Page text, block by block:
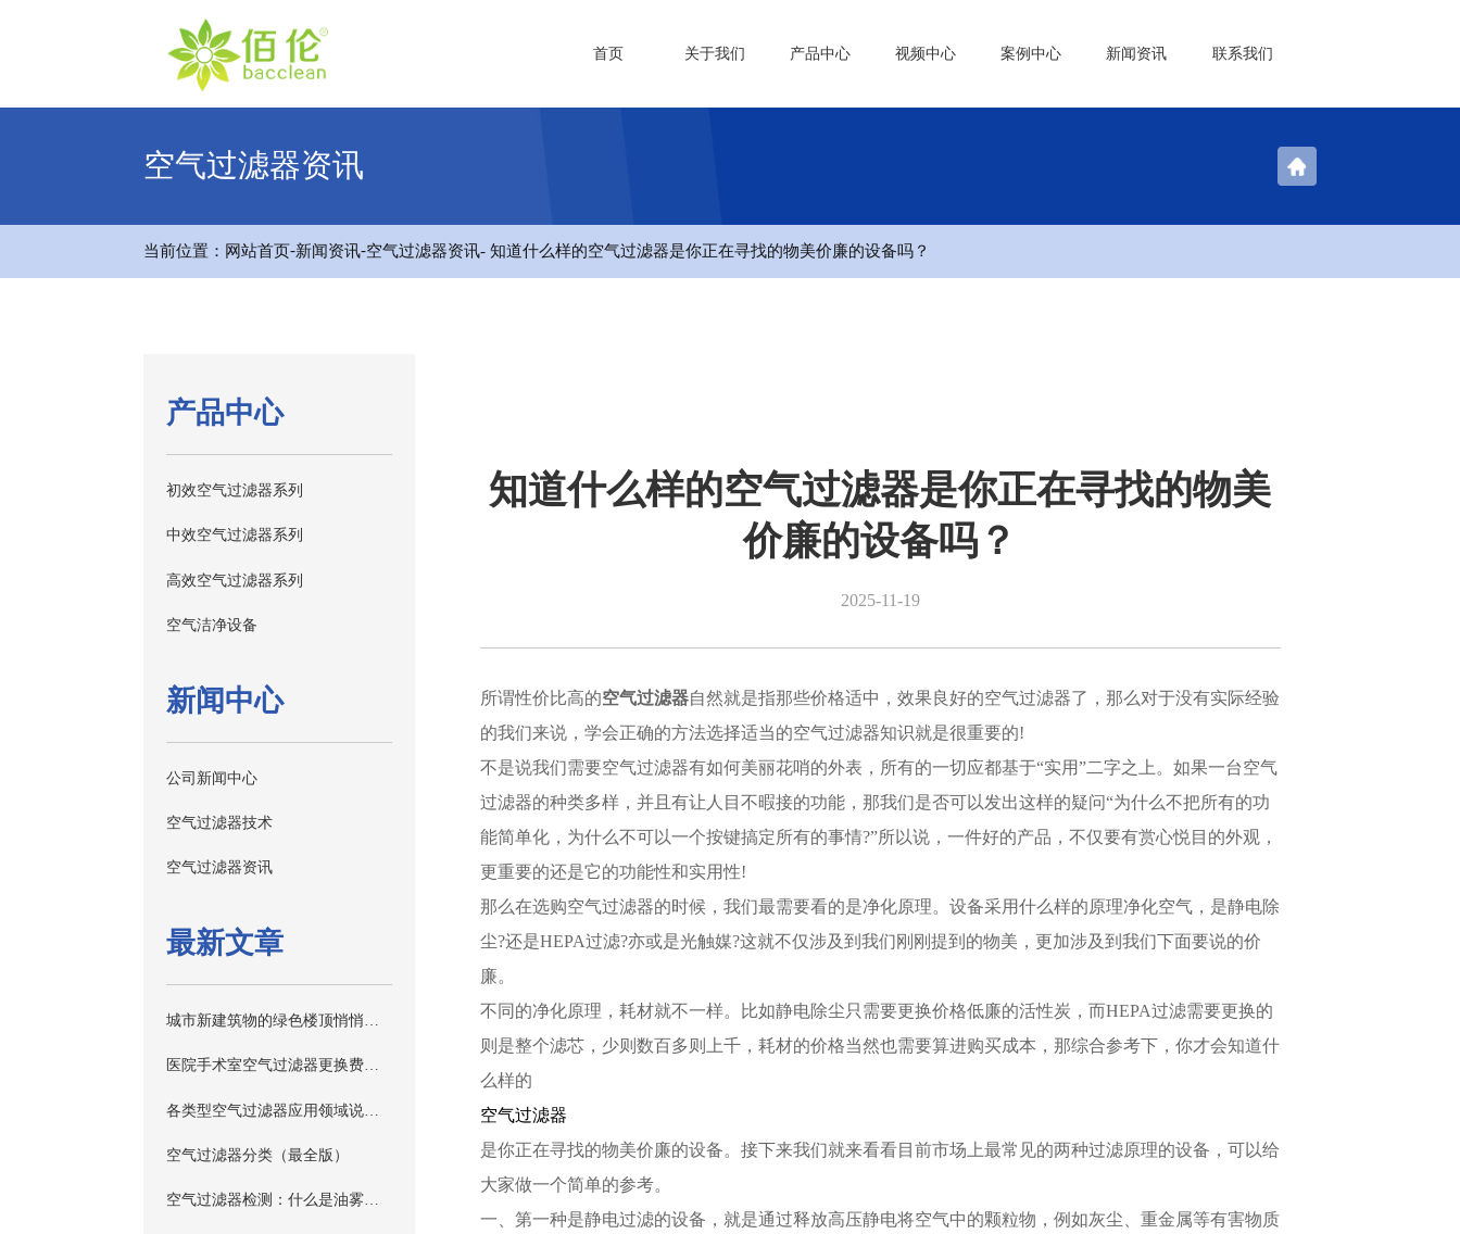
首页 关于我们 产品中心 视频中心 案例中心 新闻资讯 联系我们
空气过滤器资讯
当前位置： 网站首页-新闻资讯-空气过滤器资讯- 知道什么样的空气过滤器是你正在寻找的物美价廉的设备吗？
产品中心
初效空气过滤器系列
中效空气过滤器系列
高效空气过滤器系列
空气洁净设备
新闻中心
公司新闻中心
空气过滤器技术
空气过滤器资讯
最新文章
医院手术室空气过滤器更换费用参考
各类型空气过滤器应用领域说明（最全版）
空气过滤器分类（最全版）
空气过滤器检测：什么是油雾法？
知道什么样的空气过滤器是你正在寻找的物美
价廉的设备吗？
2025-11-19
所谓性价比高的空气过滤器自然就是指那些价格适中，效果良好的空气过滤器了，那么对于没有实际经验
的我们来说，学会正确的方法选择适当的空气过滤器知识就是很重要的!
不是说我们需要空气过滤器有如何美丽花哨的外表，所有的一切应都基于“实用”二字之上。如果一台空气
过滤器的种类多样，并且有让人目不暇接的功能，那我们是否可以发出这样的疑问“为什么不把所有的功
能简单化，为什么不可以一个按键搞定所有的事情?”所以说，一件好的产品，不仅要有赏心悦目的外观，
更重要的还是它的功能性和实用性!
那么在选购空气过滤器的时候，我们最需要看的是净化原理。设备采用什么样的原理净化空气，是静电除
尘?还是HEPA过滤?亦或是光触媒?这就不仅涉及到我们刚刚提到的物美，更加涉及到我们下面要说的价
廉。
不同的净化原理，耗材就不一样。比如静电除尘只需要更换价格低廉的活性炭，而HEPA过滤需要更换的
则是整个滤芯，少则数百多则上千，耗材的价格当然也需要算进购买成本，那综合参考下，你才会知道什
么样的
空气过滤器
是你正在寻找的物美价廉的设备。接下来我们就来看看目前市场上最常见的两种过滤原理的设备，可以给
大家做一个简单的参考。
一、第一种是静电过滤的设备，就是通过释放高压静电将空气中的颗粒物，例如灰尘、重金属等有害物质